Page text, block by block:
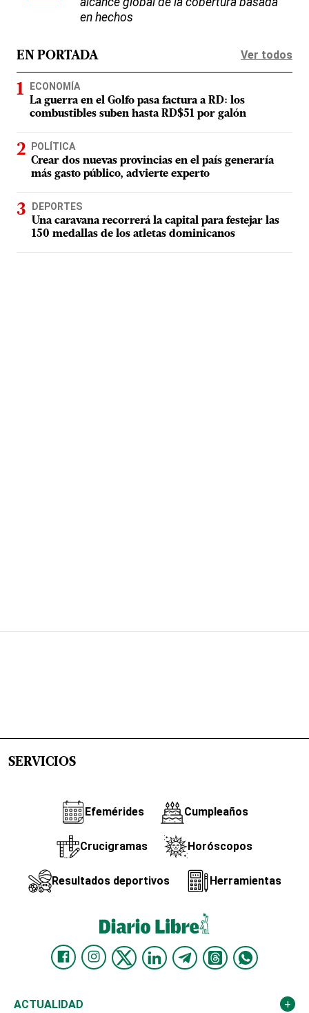
en hechos
EN PORTADA Ver todos
ECONOMÍA
La guerra en el Golfo pasa factura a RD: los
combustibles suben hasta RD$51 por galón
POLÍTICA
Crear dos nuevas provincias en el país generaría
más gasto público, advierte experto
DEPORTES
Una caravana recorrerá la capital para festejar las
150 medallas de los atletas dominicanos
SERVICIOS
Efemérides Cumpleaños
Crucigramas Horóscopos
Resultados deportivos Herramientas
ACTUALIDAD